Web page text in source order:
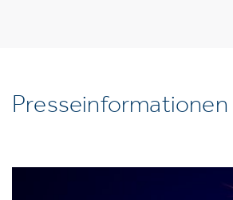
Presseinformationen